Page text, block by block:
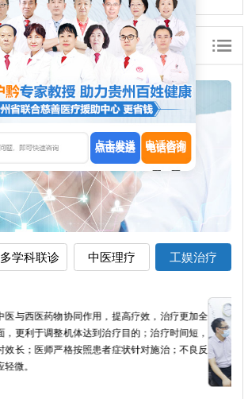
多学科联诊 中医理疗 工娱治疗
组织患者进行适当的生产劳动和文娱体育活动，促
进疾病康复。临床上作为辅助治疗的手段，尤其是
在慢性精神病人人格障碍，智能低下的患者当中，
工娱治疗是一个非常重要的治疗方法。
点击发送 电话咨询